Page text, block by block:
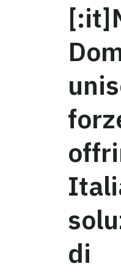
di